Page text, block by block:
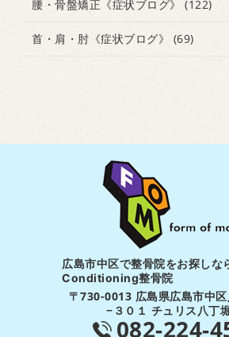
腰・骨盤矯正《症状ブログ》 (122)
首・肩・肘《症状ブログ》 (69)
広島市中区で整骨院をお探しな
Conditioning整骨院
〒730-0013 広島県広島市中区
−３０１ チュリス八丁
082-224-